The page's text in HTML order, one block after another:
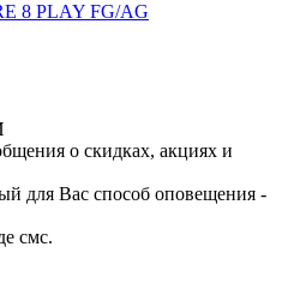
8 PLAY FG/AG
о скидках, акциях и
для Вас способ оповещения -
смс.